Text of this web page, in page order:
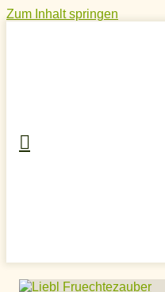
Zum Inhalt springen